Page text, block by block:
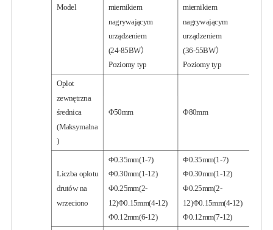
Model
miernikiem
nagrywającym
urządzeniem
(24-85BW）
Poziomy typ
miernikiem
nagrywającym
urządzeniem
(36-55BW）
Poziomy typ
Oplot
zewnętrzna
średnica
(Maksymalna
)
Φ50mm Φ80mm
Liczba oplotu
drutów na
wrzeciono
Φ0.35mm(1-7)
Φ0.30mm(1-12)
Φ0.25mm(2-
12)Φ0.15mm(4-12)
Φ0.12mm(6-12)
Φ0.35mm(1-7)
Φ0.30mm(1-12)
Φ0.25mm(2-
12)Φ0.15mm(4-12)
Φ0.12mm(7-12)